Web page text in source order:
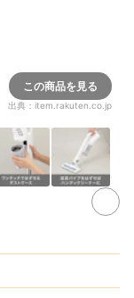
この商品を見る
出典： item.rakuten.co.jp